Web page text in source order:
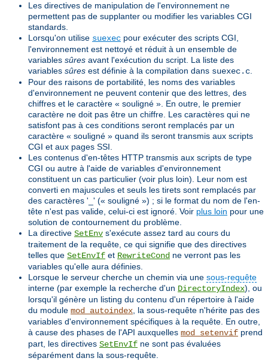
Les directives de manipulation de l'environnement ne
permettent pas de supplanter ou modifier les variables CGI
standards.
Lorsqu'on utilise suexec pour exécuter des scripts CGI,
l'environnement est nettoyé et réduit à un ensemble de
variables sûres avant l'exécution du script. La liste des
variables sûres est définie à la compilation dans suexec.c
Pour des raisons de portabilité, les noms des variables
d'environnement ne peuvent contenir que des lettres, des
chiffres et le caractère « souligné ». En outre, le premier
caractère ne doit pas être un chiffre. Les caractères qui ne
satisfont pas à ces conditions seront remplacés par un
caractère « souligné » quand ils seront transmis aux scripts
CGI et aux pages SSI.
Les contenus d'en-têtes HTTP transmis aux scripts de type
CGI ou autre à l'aide de variables d'environnement
constituent un cas particulier (voir plus loin). Leur nom est
converti en majuscules et seuls les tirets sont remplacés par
des caractères '_' (« souligné ») ; si le format du nom de l'en-
tête n'est pas valide, celui-ci est ignoré. Voir plus loin pour une
solution de contournement du problème.
La directive SetEnv s'exécute assez tard au cours du
traitement de la requête, ce qui signifie que des directives
telles que SetEnvIf et RewriteCond ne verront pas les
variables qu'elle aura définies.
Lorsque le serveur cherche un chemin via une sous-requête
interne (par exemple la recherche d'un DirectoryIndex), ou
lorsqu'il génère un listing du contenu d'un répertoire à l'aide
du module mod_autoindex , la sous-requête n'hérite pas des
variables d'environnement spécifiques à la requête. En outre,
à cause des phases de l'API auxquelles mod_setenvif prend
part, les directives SetEnvIf ne sont pas évaluées
séparément dans la sous-requête.